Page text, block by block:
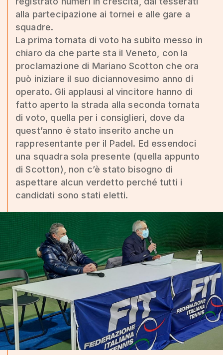
alla partecipazione ai tornei e alle gare a
squadre.
La prima tornata di voto ha subito messo in
chiaro da che parte sta il Veneto, con la
proclamazione di Mariano Scotton che ora
può iniziare il suo diciannovesimo anno di
operato. Gli applausi al vincitore hanno di
fatto aperto la strada alla seconda tornata
di voto, quella per i consiglieri, dove da
quest’anno è stato inserito anche un
rappresentante per il Padel. Ed essendoci
una squadra sola presente (quella appunto
di Scotton), non c’è stato bisogno di
aspettare alcun verdetto perché tutti i
candidati sono stati eletti.